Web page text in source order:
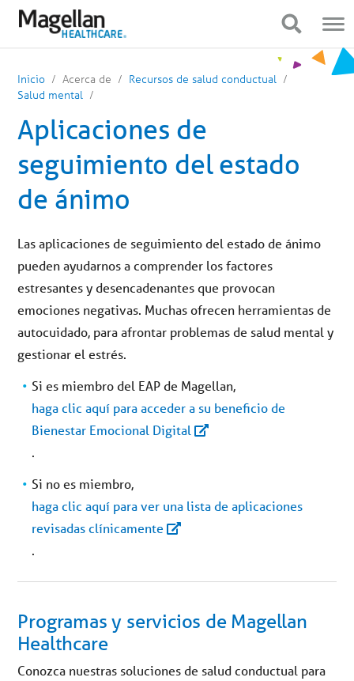
clic
para
contenido
móvil
Inicio Acerca de
Recursos de salud conductual
Salud mental
Aplicaciones de
seguimiento del estado
de ánimo
Las aplicaciones de seguimiento del estado de ánimo
pueden ayudarnos a comprender los factores
estresantes y desencadenantes que provocan
emociones negativas. Muchas ofrecen herramientas de
autocuidado, para afrontar problemas de salud mental y
gestionar el estrés.
Si es miembro del EAP de Magellan,
haga clic aquí para acceder a su beneficio de
Bienestar Emocional Digital
.
Si no es miembro,
haga clic aquí para ver una lista de aplicaciones
revisadas clínicamente
.
Programas y servicios de Magellan
Healthcare
Conozca nuestras soluciones de salud conductual para